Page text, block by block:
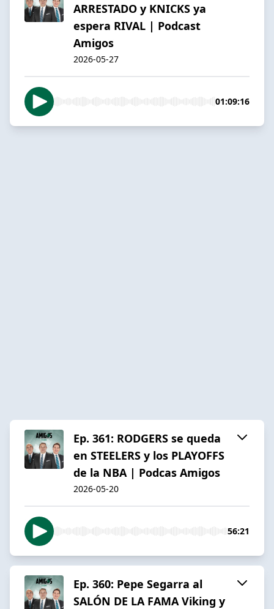
ARRESTADO y KNICKS ya
espera RIVAL | Podcast
Amigos
2026-05-27
01:09:16
Ep. 361: RODGERS se queda
en STEELERS y los PLAYOFFS
de la NBA | Podcas Amigos
2026-05-20
56:21
Ep. 360: Pepe Segarra al
SALÓN DE LA FAMA Viking y